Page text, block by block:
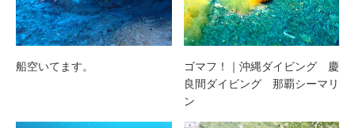
船空いてます。
ゴマフ！｜沖縄ダイビング 慶
良間ダイビング 那覇シーマリ
ン